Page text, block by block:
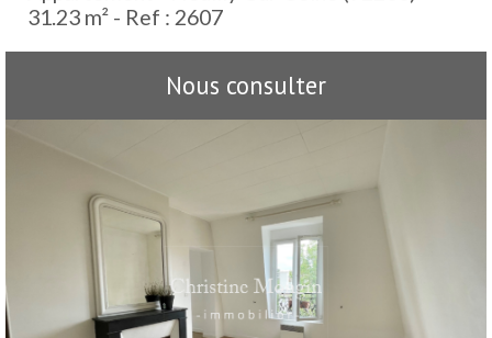
31.23 m² - Ref : 2607
Nous consulter